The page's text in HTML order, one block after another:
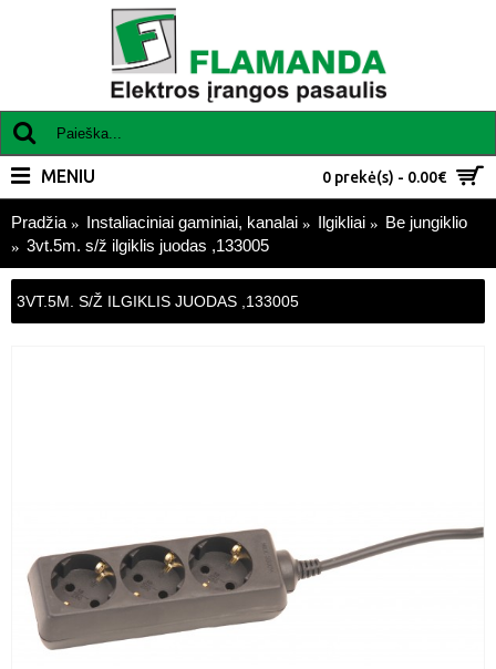
0 prekė(s) - 0.00€
MENIU
Pradžia Instaliaciniai gaminiai, kanalai Ilgikliai
Be jungiklio
3vt.5m. s/ž ilgiklis juodas ,133005
3VT.5M. S/Ž ILGIKLIS JUODAS ,133005